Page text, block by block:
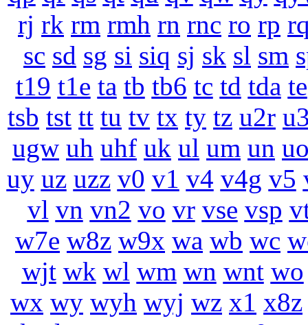
rj rk rm rmh rn rnc ro rp
sc sd sg si siq sj sk sl sm
t19 t1e ta tb tb6 tc td tda te
tsb tst tt tu tv tx ty tz u2r
ugw uh uhf uk ul um un
uy uz uzz v0 v1 v4 v4g v5
vl vn vn2 vo vr vse vsp
w7e w8z w9x wa wb wc
wjt wk wl wm wn wnt wo
wx wy wyh wyj wz x1 x8z